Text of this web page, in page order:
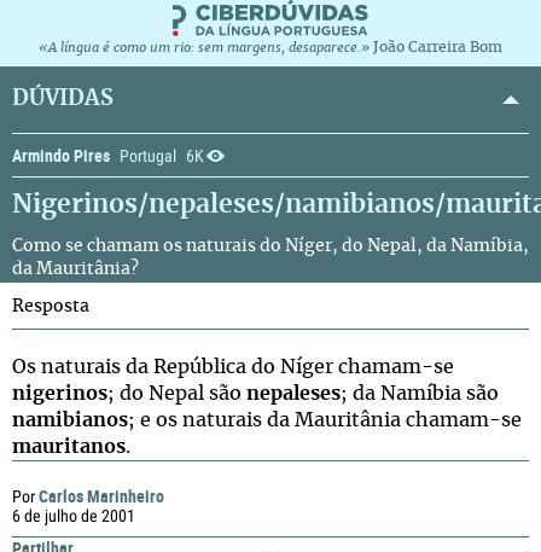
«A língua é como um rio: sem margens, desaparece.» João Carreira Bom
DÚVIDAS
Armindo Pires Portugal 6K
Nigerinos/nepaleses/namibianos/
Como se chamam os naturais do Níger, do Nepal, da Namíbia,
da Mauritânia?
PorCarlos Marinheiro
6 de julho de 2001
Resposta
Os naturais da República do Níger chamam-se
nigerinos; do Nepal são nepaleses; da Namíbia são
namibianos; e os naturais da Mauritânia chamam-se
mauritanos.